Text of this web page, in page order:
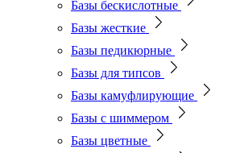
Базы бескислотные
Базы жесткие
Базы педикюрные
Базы для типсов
Базы камуфлирующие
Базы с шиммером
Базы цветные